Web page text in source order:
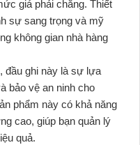
giá phải chăng. Thiết
sự sang trọng và mỹ
không gian nhà hàng
đầu ghi này là sự lựa
bảo vệ an ninh cho
phẩm này có khả năng
cao, giúp bạn quản lý
quả.